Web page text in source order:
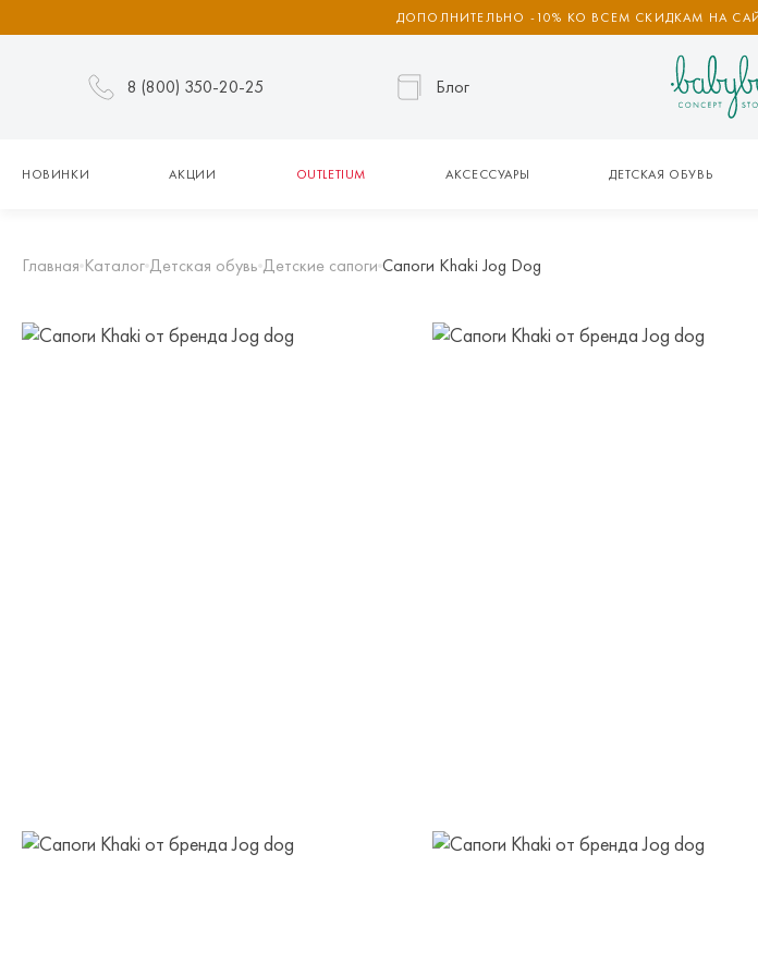
ДОПОЛНИТЕЛЬНО -10% КО ВСЕМ СКИДКАМ НА
8 (800) 350-20-25 Блог
НОВИНКИ АКЦИИ OUTLETIUM АКСЕССУАРЫ ДЕТСКАЯ ОБУВЬ
Главная Каталог Детская обувь Детские сапоги Сапоги Khaki Jog Dog